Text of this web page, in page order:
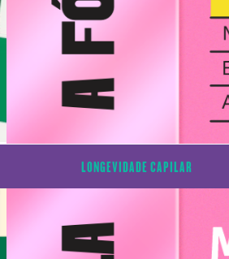
LONGEVIDADE CAPILAR